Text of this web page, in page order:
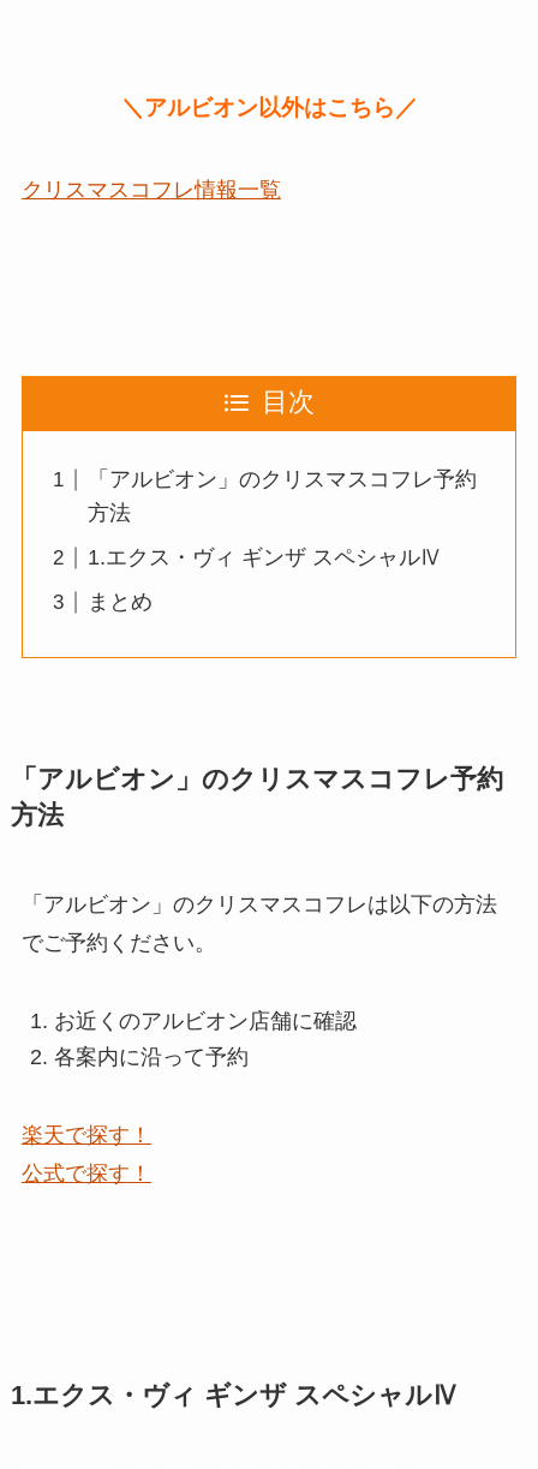
＼アルビオン以外はこちら／
クリスマスコフレ情報一覧
目次
「アルビオン」のクリスマスコフレ予約
方法
1.エクス・ヴィ ギンザ スペシャルⅣ
まとめ
「アルビオン」のクリスマスコフレ予約
方法
「アルビオン」のクリスマスコフレは以下の方法
でご予約ください。
お近くのアルビオン店舗に確認
各案内に沿って予約
楽天で探す！
公式で探す！
1.エクス・ヴィ ギンザ スペシャルⅣ